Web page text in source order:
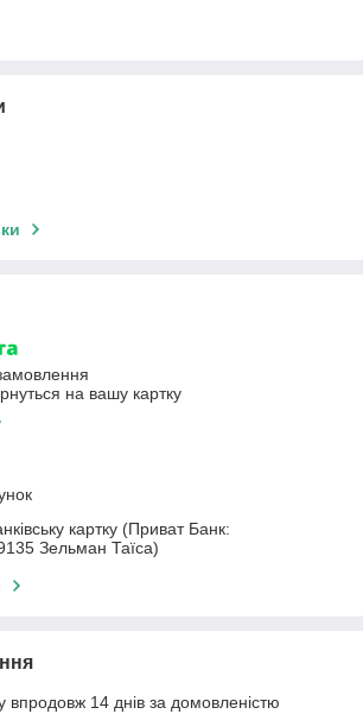
на вашу картку
картку (Приват Банк:
Зельман Таїса)
впродовж 14 днів за домовленістю